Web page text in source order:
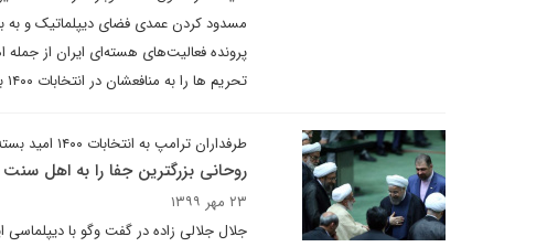
مسدود کردن عمدی فضای دیپلماتیک و
پرونده فعالیت‌های هسته‌ای ایران از
تحریم ها را به منافعشان در انتخابات ۱۴۰۰ برساند.
طرفداران ترامپ به انتخابات ۱۴۰۰ امید بسته اند
روحانی بزرگترین جفا را به اهل سنت
۲۳ مهر ۱۳۹۹
جلال جلالی زاده در گفت وگو با